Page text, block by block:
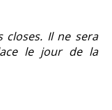
closes. Il ne sera
le jour de la